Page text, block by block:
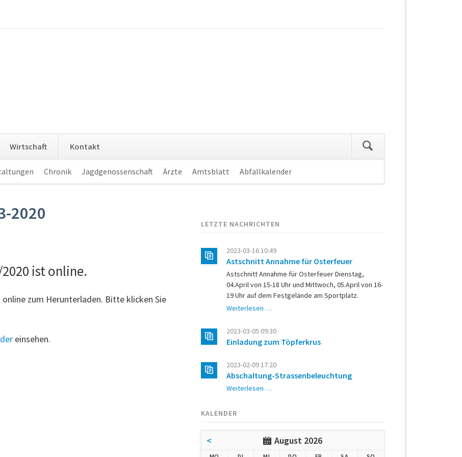
überspringen
Wirtschaft Kontakt
überspringen
Chronik Jagdgenossenschaft Ärzte Amtsblatt Abfallkalender
2020
ist online.
zum Herunterladen. Bitte klicken Sie
einsehen.
LETZTE NACHRICHTEN
2023-03-16 10:49
Astschnitt Annahme für Osterfeuer
Astschnitt Annahme für Osterfeuer Dienstag,
04.April von 15-18 Uhr und Mittwoch, 05.April von 16-
19 Uhr auf dem Festgelände am Sportplatz.
Weiterlesen …
für
Osterfeuer
2023-03-05 09:30
Einladung zum Töpferkrus
2023-02-09 17:20
Abschaltung-Strassenbeleuchtung
Weiterlesen …
KALENDER
< August 2026